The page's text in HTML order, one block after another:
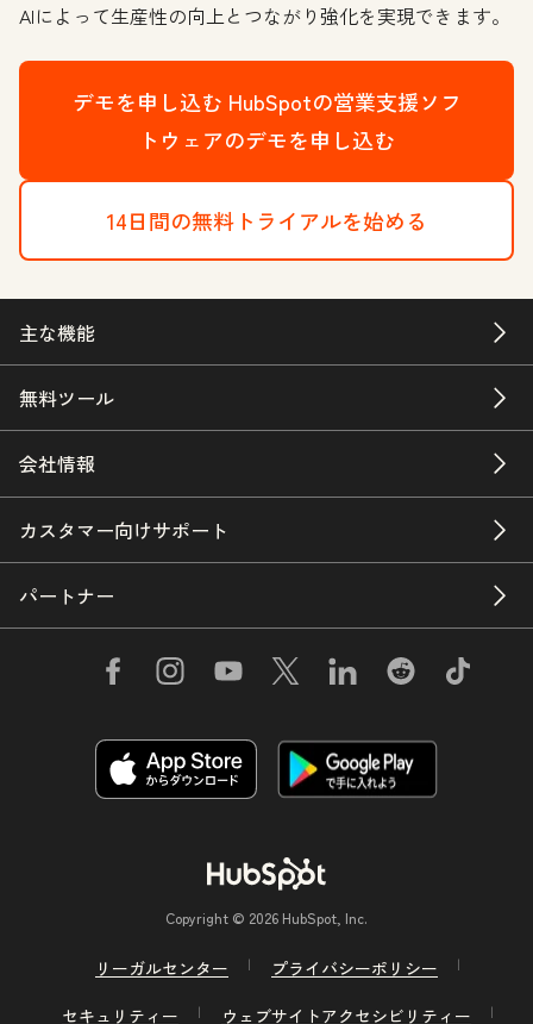
AIによって生産性の向上とつながり強化を実現できます。
デモを申し込む HubSpotの営業支援ソフ
トウェアのデモを申し込む
14日間の無料トライアルを始める
主な機能
無料ツール
会社情報
カスタマー向けサポート
パートナー
Copyright © 2026 HubSpot, Inc.
リーガルセンター
プライバシーポリシー
セキュリティー
ウェブサイトアクセシビリティー